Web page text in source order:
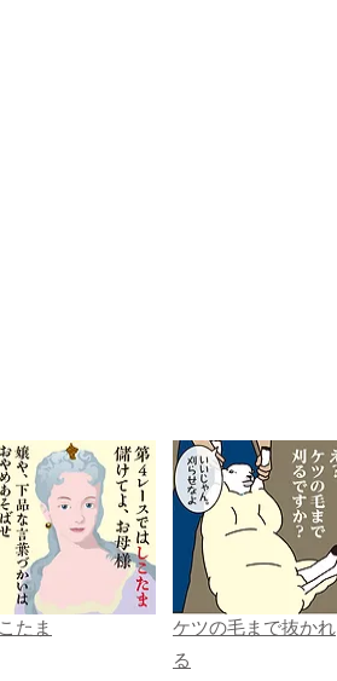
たま
ケツの毛まで抜かれ
る